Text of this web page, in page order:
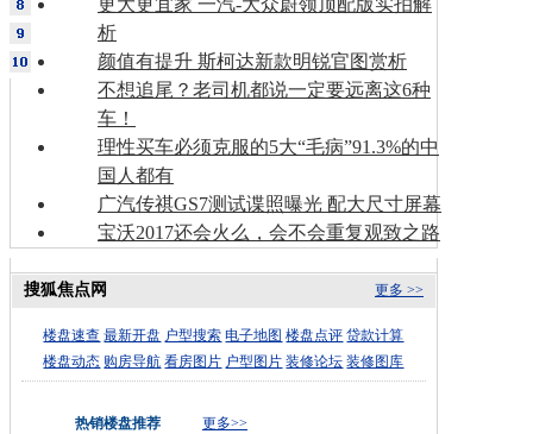
更大更宜家 一汽-大众蔚领顶配版实拍解
析
颜值有提升 斯柯达新款明锐官图赏析
不想追尾？老司机都说一定要远离这6种
车！
理性买车必须克服的5大“毛病”91.3%的中
国人都有
广汽传祺GS7测试谍照曝光 配大尺寸屏幕
宝沃2017还会火么，会不会重复观致之路
更多 >>
搜狐焦点网
楼盘速查 最新开盘 户型搜索 电子地图 楼盘点评 贷款计算
楼盘动态 购房导航 看房图片 户型图片 装修论坛 装修图库
热销楼盘推荐 更多>>